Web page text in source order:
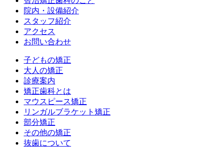
院内・設備紹介
スタッフ紹介
アクセス
お問い合わせ
子どもの矯正
大人の矯正
診療案内
矯正歯科とは
マウスピース矯正
リンガルブラケット矯正
部分矯正
その他の矯正
抜歯について